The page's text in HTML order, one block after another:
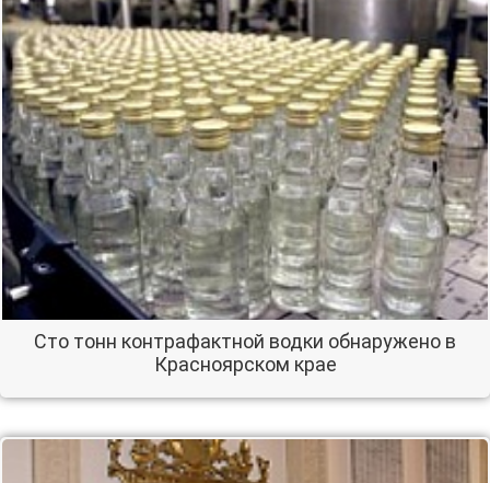
Сто тонн контрафактной водки обнаружено в
Красноярском крае